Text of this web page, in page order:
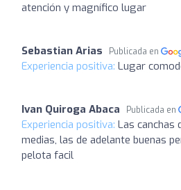
atención y magnífico lugar
Sebastian Arias Publicada en
Experiencia positiva: Lugar
Ivan Quiroga Abaca Publicada en
Experiencia positiva: Las canchas
medias, las de adelante buenas
pelota facil